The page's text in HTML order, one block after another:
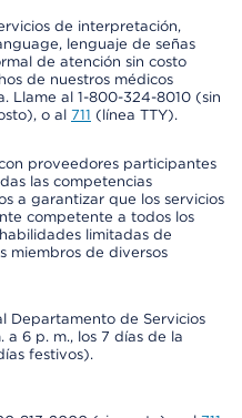
de interpretación,
lenguaje de señas
de atención sin costo
de nuestros médicos
Llame al 1-800-324-8010 (sin
o al 711 (línea TTY).
proveedores participantes
las competencias
a garantizar que los servicios
competente a todos los
limitadas de
miembros de diversos
Departamento de Servicios
a 6 p. m., los 7 días de la
festivos).